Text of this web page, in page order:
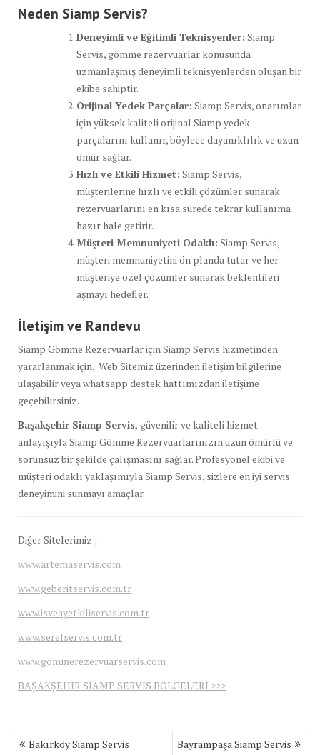
Neden Siamp Servis?
Deneyimli ve Eğitimli Teknisyenler: Siamp
Servis, gömme rezervuarlar konusunda
uzmanlaşmış deneyimli teknisyenlerden oluşan bir
ekibe sahiptir.
Orijinal Yedek Parçalar: Siamp Servis, onarımlar
için yüksek kaliteli orijinal Siamp yedek
parçalarını kullanır, böylece dayanıklılık ve uzun
ömür sağlar.
Hızlı ve Etkili Hizmet: Siamp Servis,
müşterilerine hızlı ve etkili çözümler sunarak
rezervuarlarını en kısa sürede tekrar kullanıma
hazır hale getirir.
Müşteri Memnuniyeti Odaklı: Siamp Servis,
müşteri memnuniyetini ön planda tutar ve her
müşteriye özel çözümler sunarak beklentileri
aşmayı hedefler.
İletişim ve Randevu
Siamp Gömme Rezervuarlar için Siamp Servis hizmetinden
yararlanmak için, Web Sitemiz üzerinden iletişim bilgilerine
ulaşabilir veya whatsapp destek hattımızdan iletişime
geçebilirsiniz.
Başakşehir Siamp Servis, güvenilir ve kaliteli hizmet
anlayışıyla Siamp Gömme Rezervuarlarınızın uzun ömürlü ve
sorunsuz bir şekilde çalışmasını sağlar. Profesyonel ekibi ve
müşteri odaklı yaklaşımıyla Siamp Servis, sizlere en iyi servis
deneyimini sunmayı amaçlar.
Diğer Sitelerimiz ;
www.artemaservis.com
www.geberitservis.com.tr
www.isveayetkiliservis.com.tr
www.serelservis.com.tr
www.gommerezervuarservis.com
BAŞAKŞEHİR SİAMP SERVİS BÖLGELERİ >>>
YazıBakırköy Siamp Servis Bayrampaşa Siamp Servis